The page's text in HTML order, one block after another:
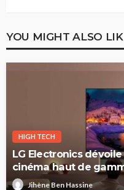
YOU MIGHT ALSO
HIGH TECH
LG Electronics
cinéma haut de
evoJihène Ben Hassine